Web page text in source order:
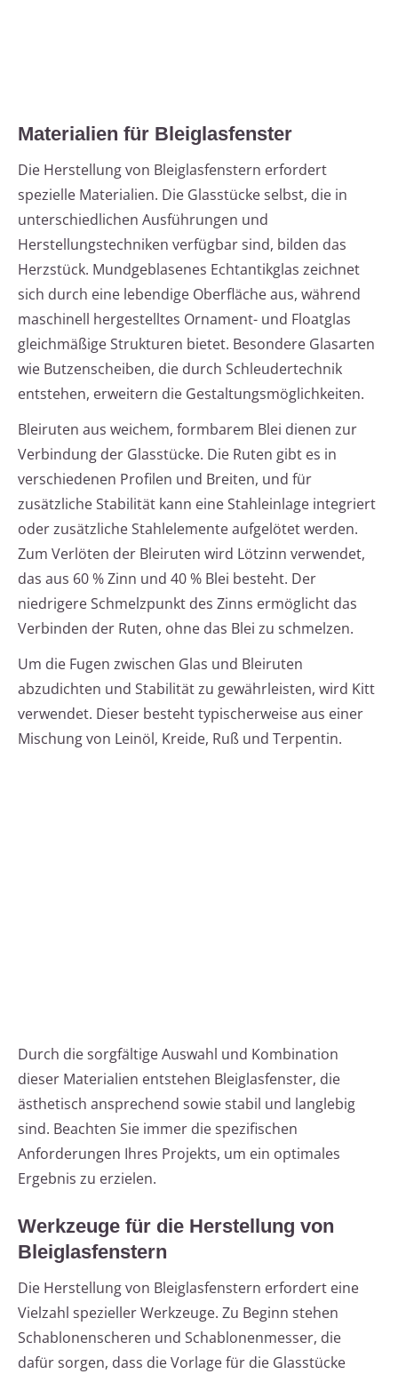
Materialien für Bleiglasfenster
Die Herstellung von Bleiglasfenstern erfordert
spezielle Materialien. Die Glasstücke selbst, die in
unterschiedlichen Ausführungen und
Herstellungstechniken verfügbar sind, bilden das
Herzstück. Mundgeblasenes Echtantikglas zeichnet
sich durch eine lebendige Oberfläche aus, während
maschinell hergestelltes Ornament- und Floatglas
gleichmäßige Strukturen bietet. Besondere Glasarten
wie Butzenscheiben, die durch Schleudertechnik
entstehen, erweitern die Gestaltungsmöglichkeiten.
Bleiruten aus weichem, formbarem Blei dienen zur
Verbindung der Glasstücke. Die Ruten gibt es in
verschiedenen Profilen und Breiten, und für
zusätzliche Stabilität kann eine Stahleinlage integriert
oder zusätzliche Stahlelemente aufgelötet werden.
Zum Verlöten der Bleiruten wird Lötzinn verwendet,
das aus 60 % Zinn und 40 % Blei besteht. Der
niedrigere Schmelzpunkt des Zinns ermöglicht das
Verbinden der Ruten, ohne das Blei zu schmelzen.
Um die Fugen zwischen Glas und Bleiruten
abzudichten und Stabilität zu gewährleisten, wird Kitt
verwendet. Dieser besteht typischerweise aus einer
Mischung von Leinöl, Kreide, Ruß und Terpentin.
Durch die sorgfältige Auswahl und Kombination
dieser Materialien entstehen Bleiglasfenster, die
ästhetisch ansprechend sowie stabil und langlebig
sind. Beachten Sie immer die spezifischen
Anforderungen Ihres Projekts, um ein optimales
Ergebnis zu erzielen.
Werkzeuge für die Herstellung von
Bleiglasfenstern
Die Herstellung von Bleiglasfenstern erfordert eine
Vielzahl spezieller Werkzeuge. Zu Beginn stehen
Schablonenscheren und Schablonenmesser, die
dafür sorgen, dass die Vorlage für die Glasstücke